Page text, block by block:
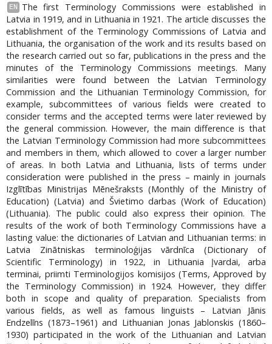
EN
The first Terminology Commissions were established in
Latvia in 1919, and in Lithuania in 1921. The article discusses the
establishment of the Terminology Commissions of Latvia and
Lithuania, the organisation of the work and its results based on
the research carried out so far, publications in the press and the
minutes of the Terminology Commissions meetings. Many
similarities were found between the Latvian Terminology
Commission and the Lithuanian Terminology Commission, for
example, subcommittees of various fields were created to
consider terms and the accepted terms were later reviewed by
the general commission. However, the main difference is that
the Latvian Terminology Commission had more subcommittees
and members in them, which allowed to cover a larger number
of areas. In both Latvia and Lithuania, lists of terms under
consideration were published in the press – mainly in journals
Izglītības Ministrijas Mēnešraksts (Monthly of the Ministry of
Education) (Latvia) and Švietimo darbas (Work of Education)
(Lithuania). The public could also express their opinion. The
results of the work of both Terminology Commissions have a
lasting value: the dictionaries of Latvian and Lithuanian terms: in
Latvia Zinātniskas terminoloģijas vārdnīca (Dictionary of
Scientific Terminology) in 1922, in Lithuania Įvardai, arba
terminai, priimti Terminologijos komisijos (Terms, Approved by
the Terminology Commission) in 1924. However, they differ
both in scope and quality of preparation. Specialists from
various fields, as well as famous linguists – Latvian Jānis
Endzelīns (1873–1961) and Lithuanian Jonas Jablonskis (1860–
1930) participated in the work of the Lithuanian and Latvian